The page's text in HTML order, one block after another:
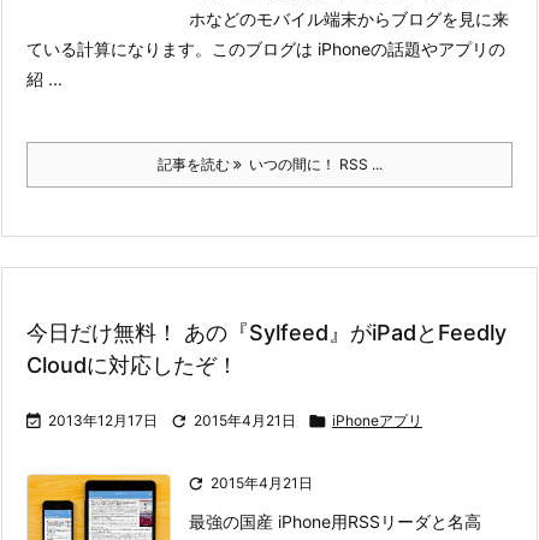
ホなどのモバイル端末からブログを見に来
ている計算になります。このブログは iPhoneの話題やアプリの
紹 ...
記事を読む いつの間に！ RSS ...
今日だけ無料！ あの『Sylfeed』がiPadとFeedly
Cloudに対応したぞ！
 2013年12月17日  2015年4月21日  iPhoneアプリ
 2015年4月21日
最強の国産 iPhone用RSSリーダと名高